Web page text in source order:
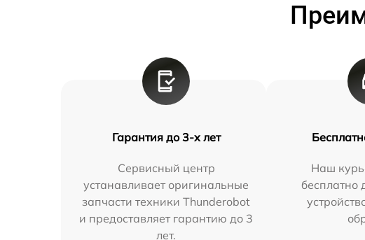
Гарантия до 3-х лет
Сервисный центр
устанавливает оригинальные
запчасти техники Thunderobot
и предоставляет гарантию до 3
лет.
Наш
бесплатно